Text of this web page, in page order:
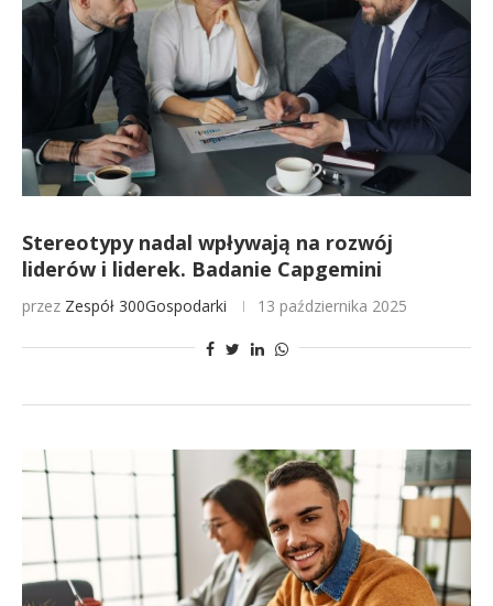
Stereotypy nadal wpływają na rozwój
liderów i liderek. Badanie Capgemini
przez Zespół 300Gospodarki 13 października 2025